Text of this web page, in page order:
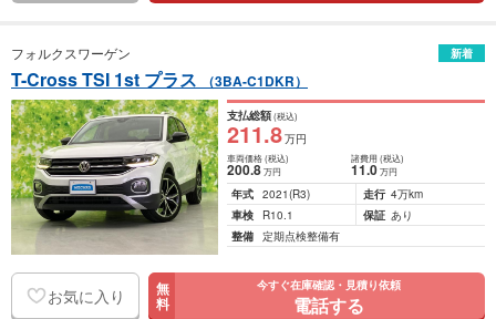
フォルクスワーゲン 新着
T-Cross TSI 1st プラス （3BA-C1DKR）
支払総額(税込)
211.8万円
車両価格(税込)
200.8万円
諸費用 (税込)
11.0 万円
年式 2021(R3) 走行 4万km
車検
R10.1 保証 あり
整備 定期点検整備有
お気に入り 無
料
今すぐ在庫確認・見積り依頼
電話する